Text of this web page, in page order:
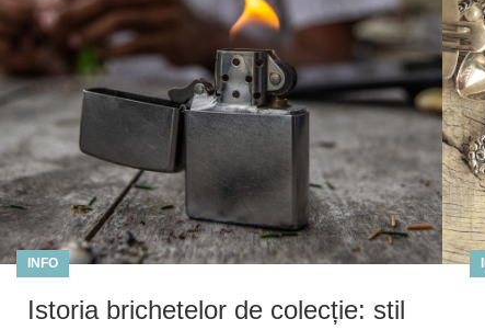
INFO
Istoria brichetelor de colecție: stil